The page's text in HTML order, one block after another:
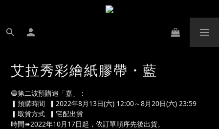
艾拉秀彩繪紙膠帶・藍
🔵第二波預購追「嘉」：
▎預購時間  ▎2022年8月13日(六) 12:00～8月20日(六) 23:59
▎取貨方式  ▎宅配出貨
時間➠2022年10月17日起，依訂單順序先後出貨。